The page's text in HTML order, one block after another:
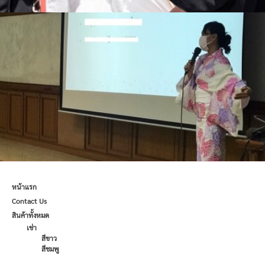
หน้าแรก
Contact Us
สินค้าทั้งหมด
เช่า
สีขาว
สีชมพู